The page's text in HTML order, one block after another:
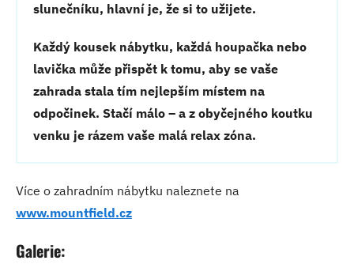
slunečníku, hlavní je, že si to užijete.
Každý kousek nábytku, každá houpačka nebo
lavička může přispět k tomu, aby se vaše
zahrada stala tím nejlepším místem na
odpočinek. Stačí málo – a z obyčejného koutku
venku je rázem vaše malá relax zóna.
Více o zahradním nábytku naleznete na
www.mountfield.cz
Galerie: